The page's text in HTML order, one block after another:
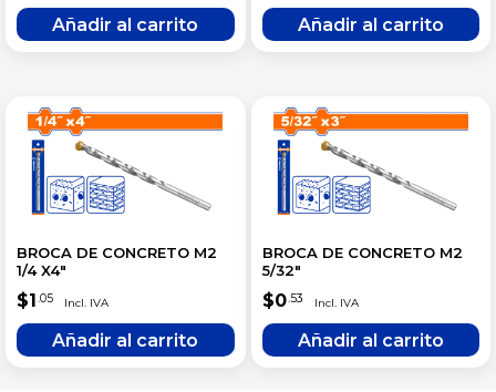
BROCA DE CONCRETO M2
1/4 X4″
$1.05
BROCA DE CONCRETO M2
5/32″
$0.53